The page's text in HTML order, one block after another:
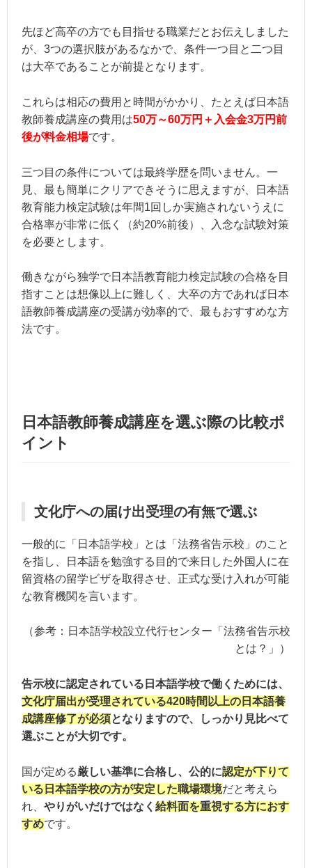
先ほど高卒の方でも目指せる職業だとお伝えしました
が、3つの選択肢があるなかで、条件一つ目と二つ目
は大卒であることが前提となります。
これらは相応の費用と時間がかかり、たとえば日本語
教師養成講座の費用は50万～60万円＋入会金3万円前
後が料金相場です。
三つ目の条件については最終学歴を問いません。一
見、最も簡単にクリアできそうに思えますが、日本語
教育能力検定試験は年間1回しか実施されないうえに
合格率が非常に低く（約20%前後）、入念な試験対策
を必要とします。
働きながら独学で日本語教育能力検定試験の合格を目
指すことは想像以上に難しく、大卒の方であれば日本
語教師養成講座の受講が効率的で、最もおすすめな方
法です。
日本語教師養成講座を選ぶ際の比較ポ
イント
文化庁への届け出受理の有無で選ぶ
一般的に「日本語学校」とは「法務省告示校」のこと
を指し、日本語を勉強する目的で来日した外国人に在
留資格の留学ビザを取得させ、正式な受け入れが可能
な教育機関を言います。
（参考：日本語学校設立代行センター「法務省告示校
とは？」）
告示校に認定されている日本語学校で働くためには、
文化庁届出が受理されている420時間以上の日本語養
成講座修了が必須となりますので、しっかり見比べて
選ぶことが大切です。
国が定める厳しい基準に合格し、公的に認定が下りて
いる日本語学校の方が安定した職場環境だと考えら
れ、 やりがいだけではなく 給料面を重視する方におす
すめです。